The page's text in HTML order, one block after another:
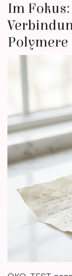
Im
Polymere